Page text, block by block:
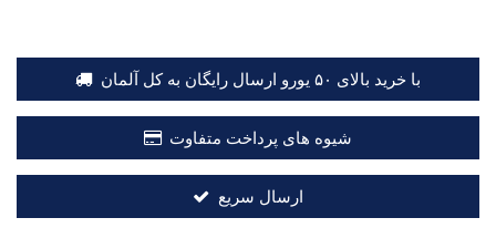
با خرید بالای ۵۰ یورو ارسال رایگان به کل آلمان
شیوه های پرداخت متفاوت
ارسال سریع